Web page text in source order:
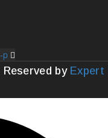
p
by Expert